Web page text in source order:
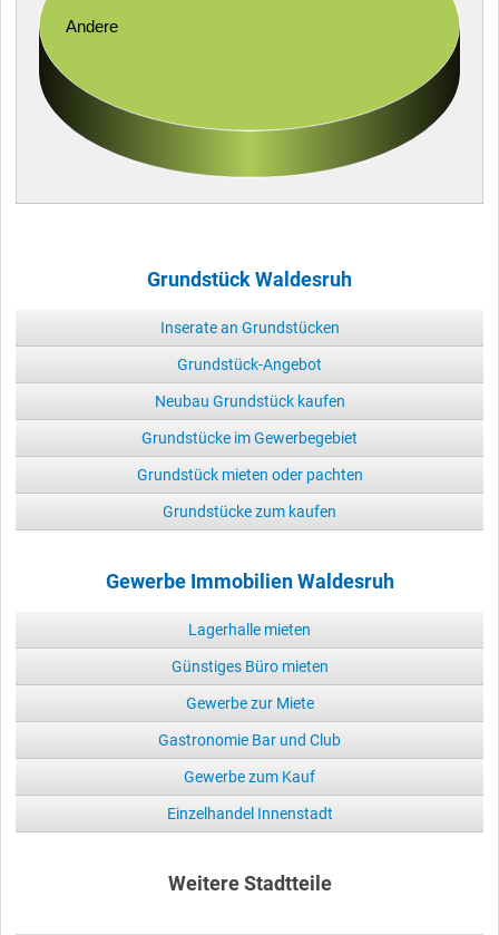
Andere
Grundstück Waldesruh
Inserate an Grundstücken
Grundstück-Angebot
Neubau Grundstück kaufen
Grundstücke im Gewerbegebiet
Grundstück mieten oder pachten
Grundstücke zum kaufen
Gewerbe Immobilien Waldesruh
Lagerhalle mieten
Günstiges Büro mieten
Gewerbe zur Miete
Gastronomie Bar und Club
Gewerbe zum Kauf
Einzelhandel Innenstadt
Weitere Stadtteile